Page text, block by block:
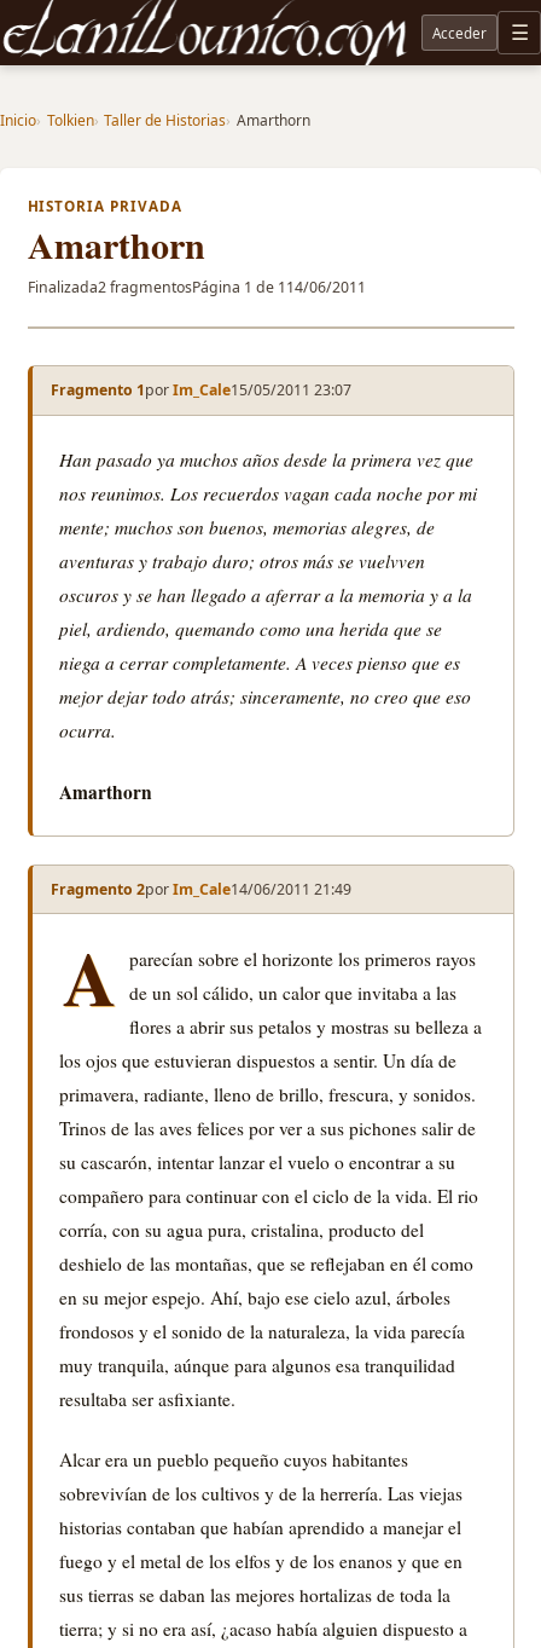
Noticias sobre Tolkien: El Señor de los Anillos, Los Anillos de Poder, La Caza de Gollum, la
Acceder
Inicio Tolkien Taller de Historias Amarthorn
HISTORIA PRIVADA
Amarthorn
Finalizada2 fragmentosPágina 1 de 114/06/2011
Fragmento 1porIm_Cale15/05/2011 23:07
Han pasado ya muchos años desde la primera vez que
nos reunimos. Los recuerdos vagan cada noche por mi
mente; muchos son buenos, memorias alegres, de
aventuras y trabajo duro; otros más se vuelvven
oscuros y se han llegado a aferrar a la memoria y a la
piel, ardiendo, quemando como una herida que se
niega a cerrar completamente. A veces pienso que es
mejor dejar todo atrás; sinceramente, no creo que eso
ocurra.
Amarthorn
Fragmento 2porIm_Cale14/06/2011 21:49
A parecían sobre el horizonte los primeros rayos
de un sol cálido, un calor que invitaba a las
flores a abrir sus petalos y mostras su belleza a
los ojos que estuvieran dispuestos a sentir. Un día de
primavera, radiante, lleno de brillo, frescura, y sonidos.
Trinos de las aves felices por ver a sus pichones salir de
su cascarón, intentar lanzar el vuelo o encontrar a su
compañero para continuar con el ciclo de la vida. El rio
corría, con su agua pura, cristalina, producto del
deshielo de las montañas, que se reflejaban en él como
en su mejor espejo. Ahí, bajo ese cielo azul, árboles
frondosos y el sonido de la naturaleza, la vida parecía
muy tranquila, aúnque para algunos esa tranquilidad
resultaba ser asfixiante.
Alcar era un pueblo pequeño cuyos habitantes
sobrevivían de los cultivos y de la herrería. Las viejas
historias contaban que habían aprendido a manejar el
fuego y el metal de los elfos y de los enanos y que en
sus tierras se daban las mejores hortalizas de toda la
tierra; y si no era así, ¿acaso había alguien dispuesto a